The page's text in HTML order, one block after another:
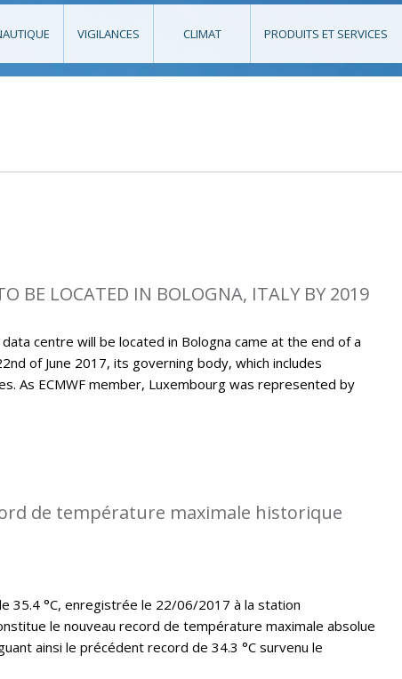
VIGILANCES CLIMAT PRODUITS ET SERVICES
BE LOCATED IN BOLOGNA, ITALY BY 2019
data centre will be located in Bologna came at the end of a
of June 2017, its governing body, which includes
As ECMWF member, Luxembourg was represented by
de température maximale historique
35.4 °C, enregistrée le 22/06/2017 à la station
le nouveau record de température maximale absolue
ainsi le précédent record de 34.3 °C survenu le